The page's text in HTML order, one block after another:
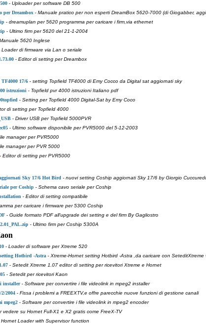
- Uploader per software DB 500
per Dreambox - Manuale pratico per non esperti DreamBox 5620-7000 (di Giogabber,
- dreamuplan per 5620 programma per caricare i firm,via ethernet
- Ultimo firm per 5620 del 21-1-2004
5620 Inglese
Loader di firmware via Lan o seriale
- Editor di setting per Dreambox
17/6 - setting Topfield TF4000 di Emy Cocco da Digital sat aggiornati sky
istruzioni - Topfield pvr 4000 istruzioni Italiano pdf
- Setting per Topfield 4000 Digital-Sat by Emy Coco
di setting per Topfield 4000
- Driver USB per Topfield 5000PVR
- Ultimo software disponibile per PVR5000 del 5-12-2003
manager per PVR5000
manager per PVR 5000
- Editor di setting per PVR5000
Sky 17/6 Hot Bird - nuovi setting Coship aggiornati Sky 17/6 by Giorgio
per Coship - Schema cavo seriale per Coship
- Editor di setting compatibile
per caricare i firmware per 5300 Coship
- Guide formato PDF all'upgrade dei setting e del firm By Gagliostro
- Ultimo firm per Coship 5300A
- Loader di software per Xtreme 520
Hotbird -Astra - Xtreme-Hornet setting Hotbird -Astra ,da caricare con SeteditXtreme
- Setedit Xtreme 1.07 editor di setting per ricevitori Xtreme e Hornet
- Setedit per ricevitori Kaon
installer- Software per convertire i file videolink in mpeg2 installer
2004 - Fissa i problemi a FREEXTV,e offre parecchie nuove funzioni di gestione canali
mpeg2 - Software per convertire i file videolink in mpeg2 encoder
vedere su Hornet Full-X1 e X2 gratis come FreeX-TV
Hornet Loader with Supervisor function